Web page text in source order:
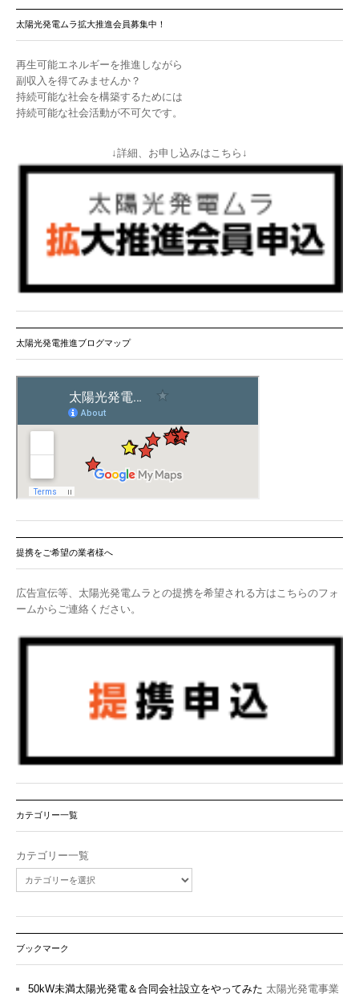
太陽光発電ムラ拡大推進会員募集中！
再生可能エネルギーを推進しながら
副収入を得てみませんか？
持続可能な社会を構築するためには
持続可能な社会活動が不可欠です。
↓詳細、お申し込みはこちら↓
太陽光発電推進ブログマップ
提携をご希望の業者様へ
広告宣伝等、太陽光発電ムラとの提携を希望される方はこちらのフォ
ームからご連絡ください。
カテゴリー一覧
カテゴリー一覧
ブックマーク
50kW未満太陽光発電＆合同会社設立をやってみた 太陽光発電事業